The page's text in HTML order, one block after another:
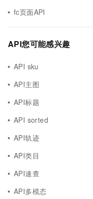
fc页面API
API您可能感兴趣
API sku
API主图
API标题
API sorted
API轨迹
API类目
API速查
API多模态